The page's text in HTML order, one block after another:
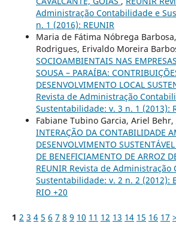
Administração Contabilidade e
n. 1 (2016): REUNIR
Maria de Fátima Nóbrega
Rodrigues, Erivaldo Moreira
SOCIOAMBIENTAIS NAS
SOUSA – PARAÍBA:
DESENVOLVIMENTO LOCAL
Revista de Administração
Sustentabilidade: v. 3 n. 1 (2013):
Fabiane Tubino Garcia, Ariel Behr,
INTERAÇÃO DA CONTABILIDADE
DESENVOLVIMENTO
DE BENEFICIAMENTO DE ARROZ
REUNIR Revista de
Sustentabilidade: v. 2 n. 2 (2012):
RIO +20
1 2 3 4 5 6 7 8 9 10 11 12 13 14 15 16 17 >